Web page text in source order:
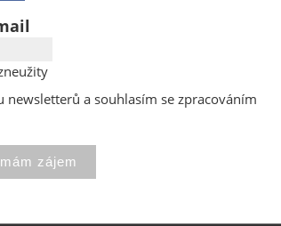
a souhlasím se zpracováním